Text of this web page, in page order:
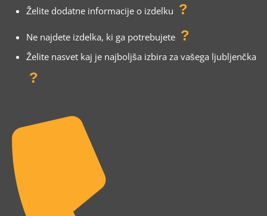
Želite dodatne informacije o izdelku ?
Ne najdete izdelka, ki ga potrebujete ?
Želite nasvet kaj je najboljša izbira za vašega ljubljenčka
?